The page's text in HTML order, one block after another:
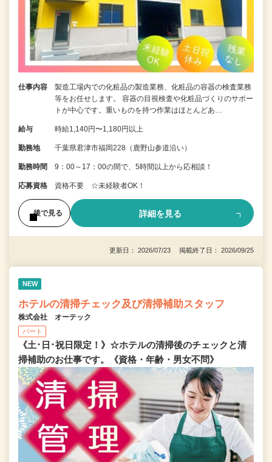
仕事内容
製造工場内での化粧品の製造業務、化粧品の容器の検査業務
等をお任せします。 容器の目視検査や化粧品づくりのサポー
トが中心です。重いものを持つ作業はほとんどあ…
給与 時給1,140円〜1,180円以上
勤務地 千葉県君津市福岡228（鹿野山参道沿い）
勤務時間 9：00～17：00の間で、5時間以上から応相談！
応募資格 資格不要 ☆未経験者OK！
後で見る 詳細を見る
更新日： 2026/07/23 掲載終了日： 2026/09/25
NEW
ホテルの清掃チェック及び清掃補助スタッフ
株式会社 オーテック
パート
《土･日･祝日限定！》☆ホテルの清掃後のチェックと清
掃補助のお仕事です。《資格・年齢・男女不問》